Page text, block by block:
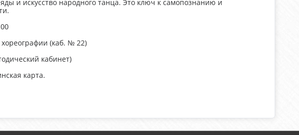
и искусство народного танца. Это ключ к самопознанию и
(каб. № 22)
кабинет)
карта.